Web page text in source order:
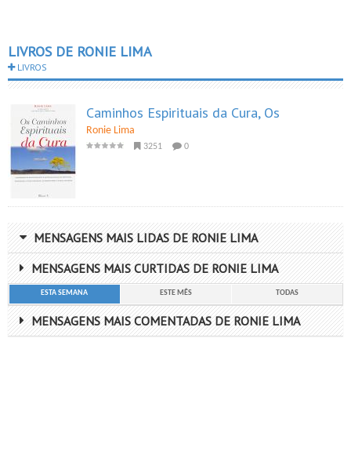
LIVROS DE RONIE LIMA
LIVROS
Caminhos Espirituais da Cura, Os
Ronie Lima
3251 0
MENSAGENS MAIS LIDAS DE RONIE LIMA
MENSAGENS MAIS CURTIDAS DE RONIE LIMA
ESTA SEMANA ESTE MÊS TODAS
MENSAGENS MAIS COMENTADAS DE RONIE LIMA